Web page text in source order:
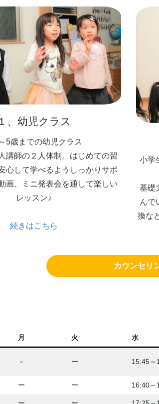
、幼児クラス
5歳までの幼児クラス
講師の２人体制。はじめての習
心して学べるようしっかりサポ
画、ミニ発表会を通して楽しい
レッスン♪
続きはこちら
小学
基礎
んで
換な
カウンセリ
月 火 水
－ ー 15:45～
ー ー 16:40～